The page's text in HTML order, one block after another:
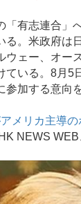
有志連合」
る。米政府は
ウェー、オー
ている。8月5
参加する意向
メリカ主導
NEWS